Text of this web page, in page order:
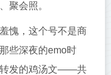
聚会照。
愧，这个号不是商
些深夜的emo时
转发的鸡汤文——共